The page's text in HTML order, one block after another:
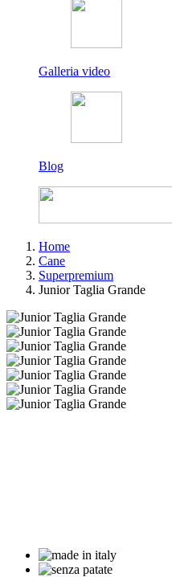
Galleria video
Blog
Home
Cane
Superpremium
Junior Taglia Grande